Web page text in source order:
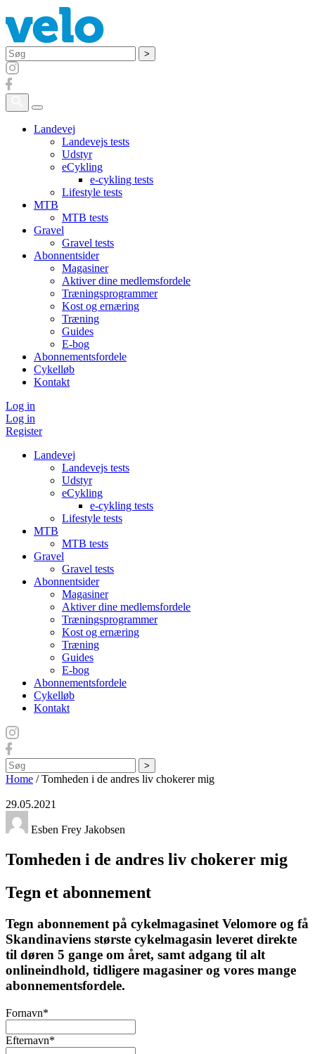
Søg
Landevej
Landevejs tests
Udstyr
eCykling
e-cykling tests
Lifestyle tests
MTB
MTB tests
Gravel
Gravel tests
Abonnentsider
Magasiner
Aktiver dine medlemsfordele
Træningsprogrammer
Kost og ernæring
Træning
Guides
E-bog
Abonnementsfordele
Cykelløb
Kontakt
Log in
Log in
Register
Landevej
Landevejs tests
Udstyr
eCykling
e-cykling tests
Lifestyle tests
MTB
MTB tests
Gravel
Gravel tests
Abonnentsider
Magasiner
Aktiver dine medlemsfordele
Træningsprogrammer
Kost og ernæring
Træning
Guides
E-bog
Abonnementsfordele
Cykelløb
Kontakt
Søg
Home /Tomheden i de andres liv chokerer mig
29.05.2021
Esben Frey Jakobsen
Tomheden i de andres liv chokerer mig
Tegn et abonnement
Tegn abonnement på cykelmagasinet Velomore og få
Skandinaviens største cykelmagasin leveret direkte
til døren 5 gange om året, samt adgang til alt
onlineindhold, tidligere magasiner og vores mange
abonnementsfordele.
Fornavn*
Efternavn*